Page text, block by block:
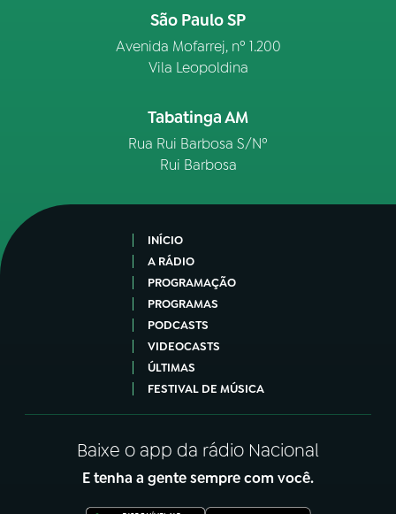
São Paulo SP
Avenida Mofarrej, nº 1.200
Vila Leopoldina
Tabatinga AM
Rua Rui Barbosa S/Nº
Rui Barbosa
INÍCIO
A RÁDIO
PROGRAMAÇÃO
PROGRAMAS
PODCASTS
VIDEOCASTS
ÚLTIMAS
FESTIVAL DE MÚSICA
Baixe o app da rádio Nacional
E tenha a gente sempre com você.